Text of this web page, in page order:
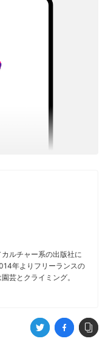
ルチャー系の出版社に
年よりフリーランスの
芸とクライミング。